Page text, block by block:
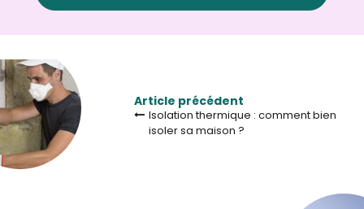
Article précédent
Isolation thermique : comment bien
isoler sa maison ?